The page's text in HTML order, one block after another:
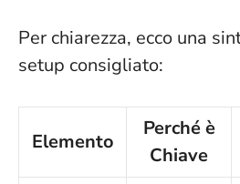
Per chiarezza, ecco una
setup consigliato:
Elemento
Perché è
Chiave